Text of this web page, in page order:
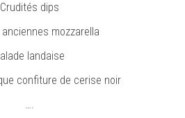
Crudités dips
mozzarella
landaise
confiture de cerise noir
….